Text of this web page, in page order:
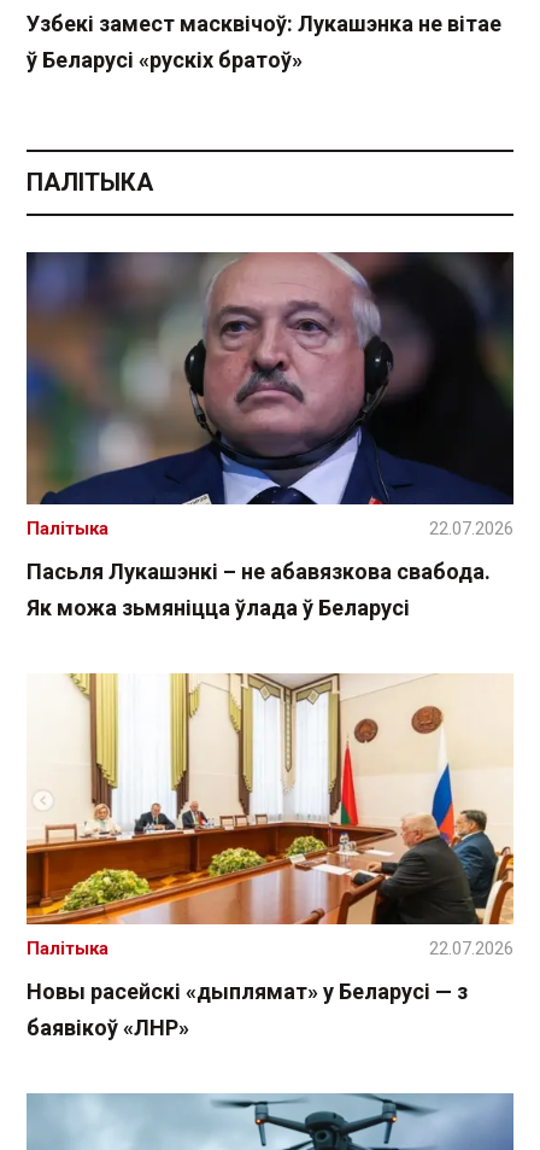
Узбекі замест масквічоў: Лукашэнка не вітае
ў Беларусі «рускіх братоў»
ПАЛІТЫКА
Пасьля Лукашэнкі – не абавязкова свабода.
Як можа зьмяніцца ўлада ў Беларусі
Палітыка 22.07.2026
Новы расейскі «дыплямат» у Беларусі — з
баявікоў «ЛНР»
Палітыка 22.07.2026